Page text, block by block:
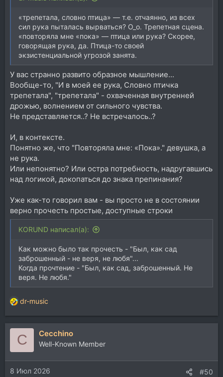
«трепетала, словно птица» — т.е. отчаянно, из всех
сил рука пыталась вырваться? О_о. Трепетная сцена.
«повторяла мне «пока» — птица или рука? Скорее,
говорящая рука, да. Птица-то своей
экзистенциальной угрозой занята.
У вас странно развито образное мышление...
Вообще-то, "И в моей ее рука, Словно птичка
трепетала", "трепетала" - охваченная внутренней
дрожью, волнением от сильного чувства.
Не представляется..? Не встречалось..?
И, в контексте.
Понятно же, что "Повторяла мне: «Пока»." девушка, а
не рука.
Или непонятно? Или остра потребность, надругавшись
над логикой, докопаться до знака препинания?
Уже как-то говорил вам - вы просто не в состоянии
верно прочесть простые, доступные строки
KORUND написал(а):
Как можно было так прочесть - "Был, как сад
заброшенный - не веря, не любя"...
Когда прочтение - "Был, как сад, заброшенный. Не
веря. Не любя."
Р
е
а
и
и
:
dr-music
C Cecchino
Well-Known Member
8 Июл 2026 #50